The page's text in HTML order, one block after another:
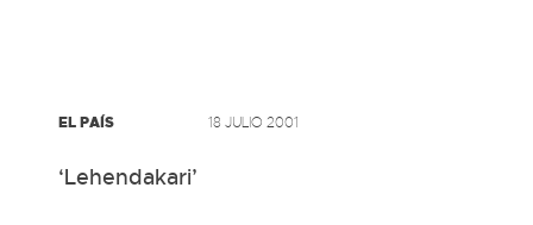
EL PAÍS 18 JULIO 2001
‘Lehendakari’